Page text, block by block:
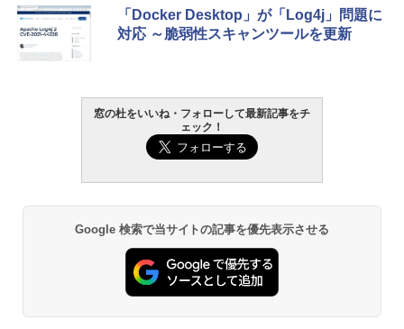
Amazon Kindle Paperwhite (16GB) 7イ
ンチディスプレイ、色調調節ライト、12
週間持続バッテリー、広告なし、ブラッ
Amazon Kindle - 目に優しい、かさばら
ない、大きな画面で読みやすい、6週間持
書籍リーダー、ブラック、16GB、広告な
￥19,980
Kindle Paperwhite シグニチャーエディ
ション (32GB) 7インチディスプレイ、明
るさ自動調整、色調調節ライト、12週間
「Docker Desktop」が「Log4j」問題に
対応 ～脆弱性スキャンツールを更新
窓の杜をいいね・フォローして最新記事をチ
ェック！
Google 検索で当サイトの記事を優先表示させる